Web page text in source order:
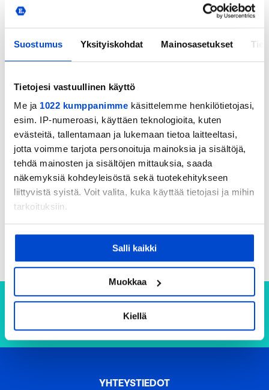
Suostumus Yksityiskohdat Mainosasetukset
Tietojesi vastuullinen käyttö
Me ja 1022 kumppanimme käsittelemme henkilötietojasi,
esim. IP-numeroasi, käyttäen teknologioita, kuten
evästeitä, tallentamaan ja lukemaan tietoa laitteeltasi,
jotta voimme tarjota personoituja mainoksia ja sisältöjä,
tehdä mainosten ja sisältöjen mittauksia, saada
näkemyksiä kohdeyleisöstä sekä tuotekehitykseen
liittyvistä syistä. Voit valita, kuka käyttää tietojasi ja mihin
tarkoituksiin.
Jos sallit, haluamme myös tehdä seuraavia:
Kerätä tietoja maantieteellisestä sijainnistasi,
mahdollisesti muutaman metrin tarkkuudella
Tunnistaa laitteesi skannaamalla sen
ominaispiirteitä aktiivisesti (sormenjäljen
Lue lisää siitä, miten henkilötietojasi käsitellään ja miten
voit määrittää asetuksesitiedot-osiossa. Voit muuttaa
Salli kaikki
Muokkaa
Kiellä
lähetetään sähköpostilla leirin jälkeen.
kentällä ja kentän ulkopuolella
leiripaidan
Tutustu Ekkono Football Camp ohjelmaan.
Jalkapallokoulun ammattivalmennus perustuu
kansainvälisesti tunnustettuun jalkapallon
opetusmenetelmään, Ekkono-metodiin, joka
YHTEYSTIEDOT